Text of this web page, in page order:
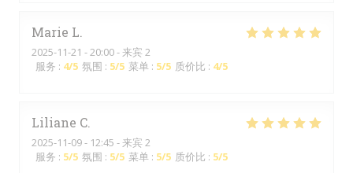
Marie L
2025-11-21 - 20:00 - 来宾 2
服务 : 4/5 氛围 : 5/5 菜单 : 5/5 质价比 : 4/5
Liliane C
2025-11-09- 12:45 - 来宾 2
服务 : 5/5 氛围 : 5/5 菜单 : 5/5 质价比 : 5/5